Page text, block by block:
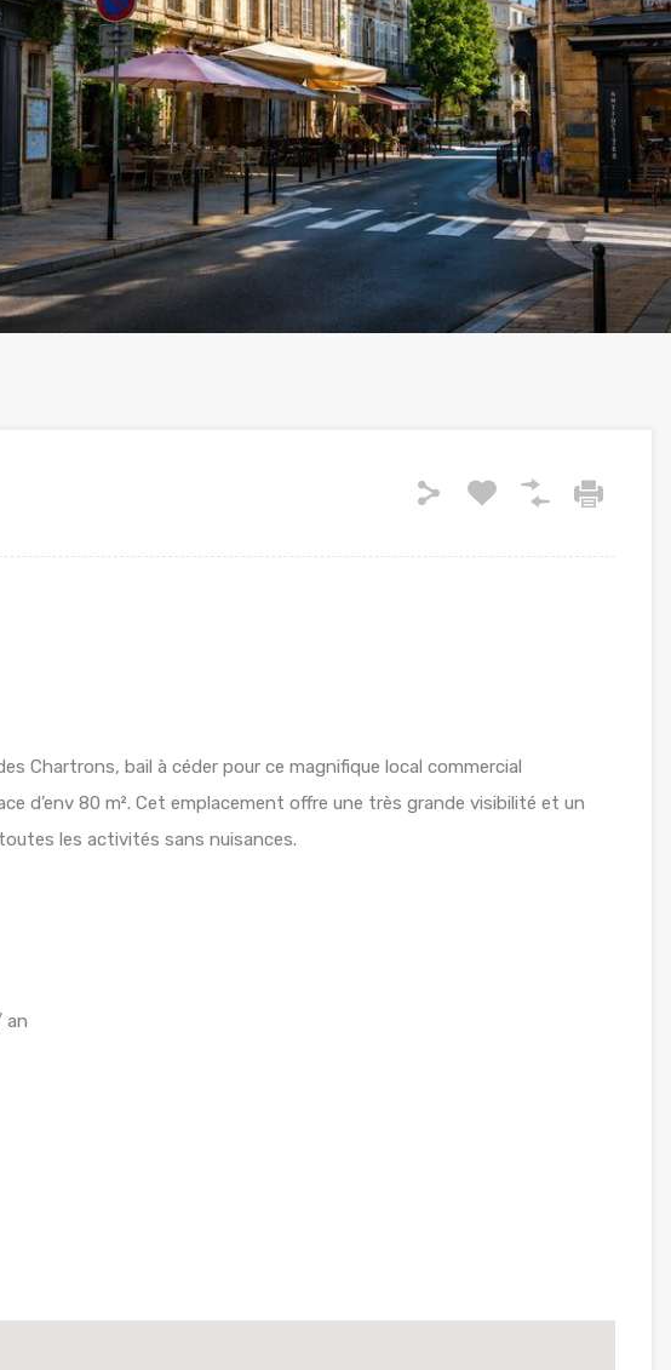
Chartrons, bail à céder pour ce magnifique local commercial
d’env 80 m². Cet emplacement offre une très grande visibilité et un
les activités sans nuisances.
an